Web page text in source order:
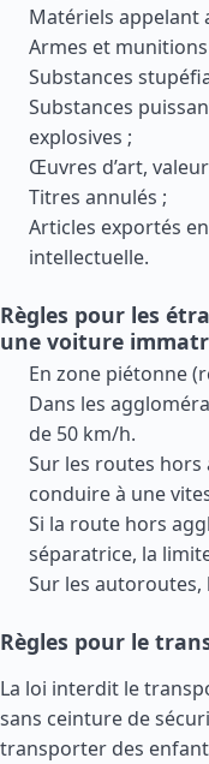
Matériels appelant
Armes et
Substances
Substances
explosives ;
Œuvres d’art,
Titres annulés ;
Articles exportés
intellectuelle.
Règles pour les
une voiture
En zone piétonne
Dans les
de 50 km/h.
Sur les routes
conduire à une
Si la route hors
séparatrice, la
Sur les autoroutes,
Règles pour le
La loi interdit le
sans ceinture de
transporter des